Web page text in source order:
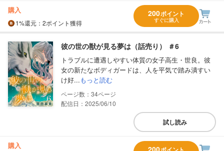
購入
1%還元 ：2ポイント獲得
200ポイント
すぐに購入
彼の世の獣が見る夢は（話売り） ＃6
トラブルに遭遇しやすい体質の女子高生・世良。彼
女の新たなボディガードは、人を平気で踏み潰すい
け好...もっと読む
34
配信日：2025/06/10
試し読み
購入 200